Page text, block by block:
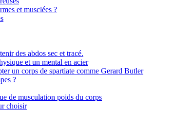
et musclées ?
des abdos sec et tracé.
et un mental en acier
un corps de spartiate comme Gerard Butler
?
de musculation poids du corps
choisir